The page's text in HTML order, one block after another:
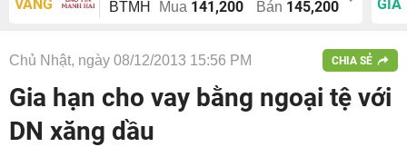
VÀNG
BTMH Mua 141,200 Bán 145,200
GIÁ
Chủ Nhật, ngày 08/12/2013 15:56 PM CHIA SẺ
Gia hạn cho vay bằng ngoại tệ với
DN xăng dầu